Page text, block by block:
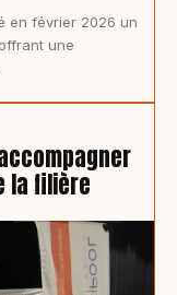
en février 2026 un
une
la filière